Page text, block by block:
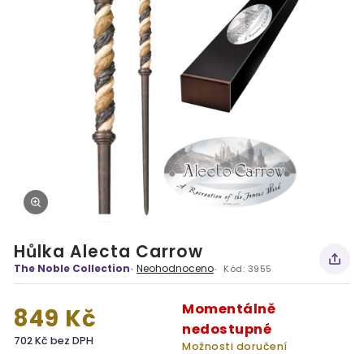
Hůlka Alecta Carrow
The Noble Collection Neohodnoceno Kód: 3955
849 Kč
702 Kč bez DPH
Momentálně
nedostupné
Možnosti doručení